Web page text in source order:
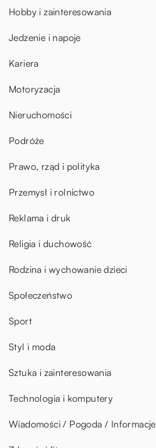
Hobby i zainteresowania
Jedzenie i napoje
Kariera
Motoryzacja
Nieruchomości
Podróże
Prawo, rząd i polityka
Przemysł i rolnictwo
Reklama i druk
Religia i duchowość
Rodzina i wychowanie dzieci
Społeczeństwo
Sport
Styl i moda
Sztuka i zainteresowania
Technologia i komputery
Wiadomości / Pogoda / Informacje